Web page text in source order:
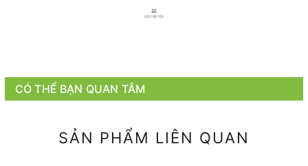
CÓ THỂ BẠN QUAN TÂM
SẢN PHẨM LIÊN QUAN